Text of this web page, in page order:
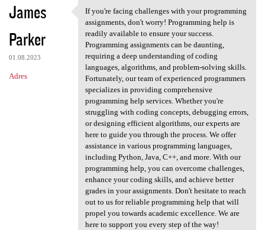
James
Parker
01.08.2023
Adres
If you're facing challenges
If you're facing challenges with your programming
assignments, don't worry! Programming help is
readily available to ensure your success.
Programming assignments can be daunting,
requiring a deep understanding of coding
languages, algorithms, and problem-solving skills.
Fortunately, our team of experienced programmers
specializes in providing comprehensive
programming help services. Whether you're
struggling with coding concepts, debugging errors,
or designing efficient algorithms, our experts are
here to guide you through the process. We offer
assistance in various programming languages,
including Python, Java, C++, and more. With our
programming help, you can overcome challenges,
enhance your coding skills, and achieve better
grades in your assignments. Don't hesitate to reach
out to us for reliable programming help that will
propel you towards academic excellence. We are
here to support you every step of the way!